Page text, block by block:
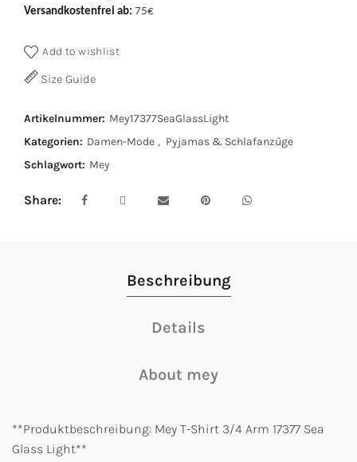
Versandkostenfrei ab: 75€
Add to wishlist
Size Guide
Artikelnummer: Mey17377SeaGlassLight
Kategorien: Damen-Mode , Pyjamas & Schlafanzüge
Schlagwort: Mey
Share
Beschreibung
Details
About mey
**Produktbeschreibung: Mey T-Shirt 3/4 Arm 17377 Sea
Glass Light**